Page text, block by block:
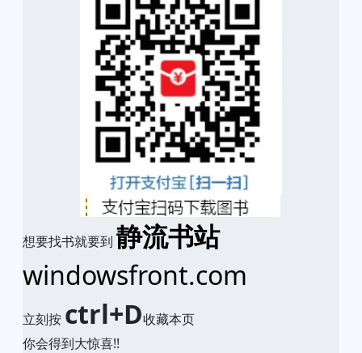
想要找书就要到 静流书站
windowsfront.com
立刻按 ctrl+D收藏本页
你会得到大惊喜!!